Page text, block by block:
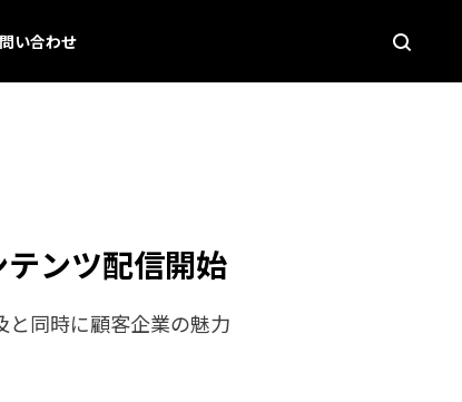
い合わせ
ンツ配信開始
同時に顧客企業の魅力